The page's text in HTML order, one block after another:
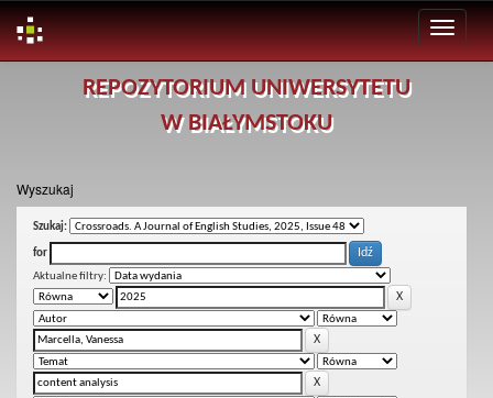
REPOZYTORIUM UNIWERSYTETU
W BIAŁYMSTOKU
Wyszukaj
Szukaj:
for
Aktualne filtry: